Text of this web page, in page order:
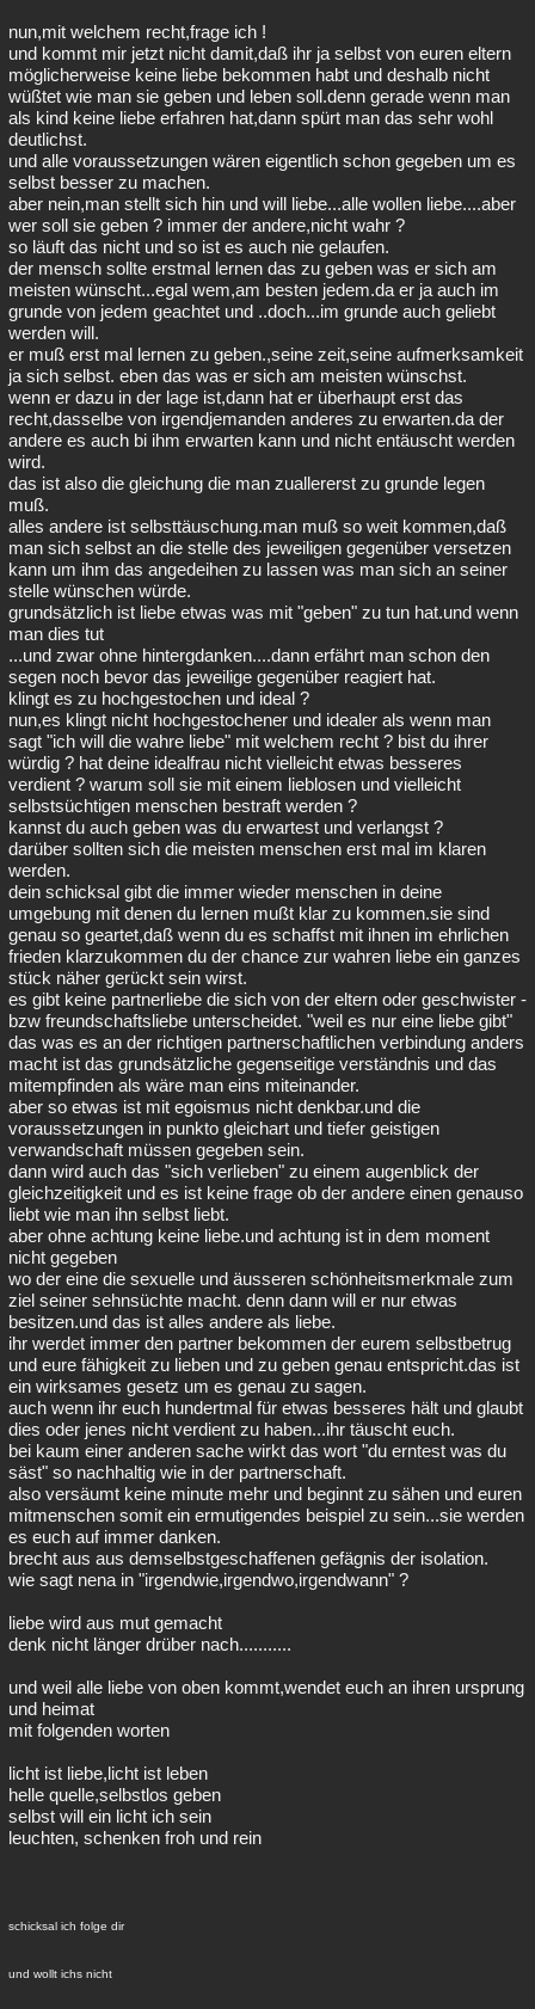
nun,mit welchem recht,frage ich !
und kommt mir jetzt nicht damit,daß ihr ja selbst von euren eltern
möglicherweise keine liebe bekommen habt und deshalb nicht
wüßtet wie man sie geben und leben soll.denn gerade wenn man
als kind keine liebe erfahren hat,dann spürt man das sehr wohl
deutlichst.
und alle voraussetzungen wären eigentlich schon gegeben um es
selbst besser zu machen.
aber nein,man stellt sich hin und will liebe...alle wollen liebe....aber
wer soll sie geben ? immer der andere,nicht wahr ?
so läuft das nicht und so ist es auch nie gelaufen.
der mensch sollte erstmal lernen das zu geben was er sich am
meisten wünscht...egal wem,am besten jedem.da er ja auch im
grunde von jedem geachtet und ..doch...im grunde auch geliebt
werden will.
er muß erst mal lernen zu geben.,seine zeit,seine aufmerksamkeit
ja sich selbst. eben das was er sich am meisten wünschst.
wenn er dazu in der lage ist,dann hat er überhaupt erst das
recht,dasselbe von irgendjemanden anderes zu erwarten.da der
andere es auch bi ihm erwarten kann und nicht entäuscht werden
wird.
das ist also die gleichung die man zuallererst zu grunde legen
muß.
alles andere ist selbsttäuschung.man muß so weit kommen,daß
man sich selbst an die stelle des jeweiligen gegenüber versetzen
kann um ihm das angedeihen zu lassen was man sich an seiner
stelle wünschen würde.
grundsätzlich ist liebe etwas was mit "geben" zu tun hat.und wenn
man dies tut
...und zwar ohne hintergdanken....dann erfährt man schon den
segen noch bevor das jeweilige gegenüber reagiert hat.
klingt es zu hochgestochen und ideal ?
nun,es klingt nicht hochgestochener und idealer als wenn man
sagt "ich will die wahre liebe" mit welchem recht ? bist du ihrer
würdig ? hat deine idealfrau nicht vielleicht etwas besseres
verdient ? warum soll sie mit einem lieblosen und vielleicht
selbstsüchtigen menschen bestraft werden ?
kannst du auch geben was du erwartest und verlangst ?
darüber sollten sich die meisten menschen erst mal im klaren
werden.
dein schicksal gibt die immer wieder menschen in deine
umgebung mit denen du lernen mußt klar zu kommen.sie sind
genau so geartet,daß wenn du es schaffst mit ihnen im ehrlichen
frieden klarzukommen du der chance zur wahren liebe ein ganzes
stück näher gerückt sein wirst.
es gibt keine partnerliebe die sich von der eltern oder geschwister -
bzw freundschaftsliebe unterscheidet. "weil es nur eine liebe gibt"
das was es an der richtigen partnerschaftlichen verbindung anders
macht ist das grundsätzliche gegenseitige verständnis und das
mitempfinden als wäre man eins miteinander.
aber so etwas ist mit egoismus nicht denkbar.und die
voraussetzungen in punkto gleichart und tiefer geistigen
verwandschaft müssen gegeben sein.
dann wird auch das "sich verlieben" zu einem augenblick der
gleichzeitigkeit und es ist keine frage ob der andere einen genauso
liebt wie man ihn selbst liebt.
aber ohne achtung keine liebe.und achtung ist in dem moment
nicht gegeben
wo der eine die sexuelle und äusseren schönheitsmerkmale zum
ziel seiner sehnsüchte macht. denn dann will er nur etwas
besitzen.und das ist alles andere als liebe.
ihr werdet immer den partner bekommen der eurem selbstbetrug
und eure fähigkeit zu lieben und zu geben genau entspricht.das ist
ein wirksames gesetz um es genau zu sagen.
auch wenn ihr euch hundertmal für etwas besseres hält und glaubt
dies oder jenes nicht verdient zu haben...ihr täuscht euch.
bei kaum einer anderen sache wirkt das wort "du erntest was du
säst" so nachhaltig wie in der partnerschaft.
also versäumt keine minute mehr und beginnt zu sähen und euren
mitmenschen somit ein ermutigendes beispiel zu sein...sie werden
es euch auf immer danken.
brecht aus aus demselbstgeschaffenen gefägnis der isolation.
wie sagt nena in "irgendwie,irgendwo,irgendwann" ?
liebe wird aus mut gemacht
denk nicht länger drüber nach...........
und weil alle liebe von oben kommt,wendet euch an ihren ursprung
und heimat
mit folgenden worten
licht ist liebe,licht ist leben
helle quelle,selbstlos geben
selbst will ein licht ich sein
leuchten, schenken froh und rein
schicksal ich folge dir
und wollt ichs nicht